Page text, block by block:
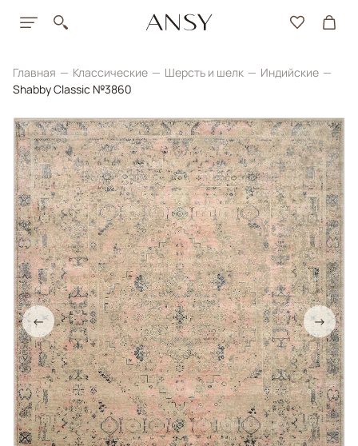
Главная Классические Шерсть и шелк
Индийские
Shabby Classic №3860
← →